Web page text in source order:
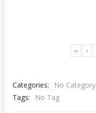
« ‹
Categories:
No Category
Tags:
No Tag